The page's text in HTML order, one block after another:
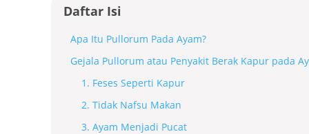
Daftar Isi
Apa Itu Pullorum Pada Ayam?
Gejala Pullorum atau Penyakit Berak Kapur pada
1. Feses Seperti Kapur
2. Tidak Nafsu Makan
3. Ayam Menjadi Pucat